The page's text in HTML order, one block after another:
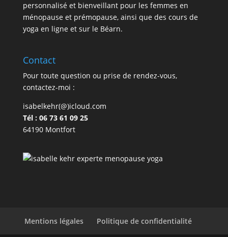
personnalisé et bienveillant pour les femmes en
ménopause et prémopause, ainsi que des cours de
yoga en ligne et sur le Béarn.
Contact
Pour toute question ou prise de rendez-vous,
contactez-moi :
isabelkehr(@)icloud.com
Tél : 06 73 61 09 25
64190 Montfort
Mentions légales Politique de confidentialité